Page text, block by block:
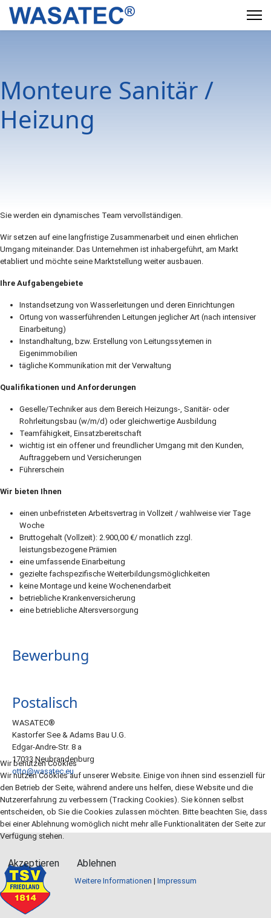
Monteure Sanitär /
Heizung
Sie werden ein dynamisches Team vervollständigen.
Wir setzen auf eine langfristige Zusammenarbeit und einen ehrlichen
Umgang miteinander. Das Unternehmen ist inhabergeführt, am Markt
etabliert und möchte seine Marktstellung weiter ausbauen.
Ihre Aufgabengebiete
Instandsetzung von Wasserleitungen und deren Einrichtungen
Ortung von wasserführenden Leitungen jeglicher Art (nach intensiver
Einarbeitung)
Instandhaltung, bzw. Erstellung von Leitungssytemen in
Eigenimmobilien
tägliche Kommunikation mit der Verwaltung
Qualifikationen und Anforderungen
Geselle/Techniker aus dem Bereich Heizungs-, Sanitär- oder
Rohrleitungsbau (w/m/d) oder gleichwertige Ausbildung
Teamfähigkeit, Einsatzbereitschaft
wichtig ist ein offener und freundlicher Umgang mit den Kunden,
Auftraggebern und Versicherungen
Führerschein
Wir bieten Ihnen
einen unbefristeten Arbeitsvertrag in Vollzeit / wahlweise vier Tage
Woche
Bruttogehalt (Vollzeit): 2.900,00 €/ monatlich zzgl.
leistungsbezogene Prämien
eine umfassende Einarbeitung
gezielte fachspezifische Weiterbildungsmöglichkeiten
keine Montage und keine Wochenendarbeit
betriebliche Krankenversicherung
eine betriebliche Altersversorgung
Bewerbung
Postalisch
WASATEC®
Kastorfer See & Adams Bau U.G.
Edgar-Andre-Str. 8 a
17033 Neubrandenburg
otto@wasatec.eu
Wir benutzen Cookies
Wir nutzen Cookies auf unserer Website. Einige von ihnen sind essenziell für
den Betrieb der Seite, während andere uns helfen, diese Website und die
Nutzererfahrung zu verbessern (Tracking Cookies). Sie können selbst
entscheiden, ob Sie die Cookies zulassen möchten. Bitte beachten Sie, dass
bei einer Ablehnung womöglich nicht mehr alle Funktionalitäten der Seite zur
Verfügung stehen.
Akzeptieren Ablehnen
Weitere Informationen | Impressum